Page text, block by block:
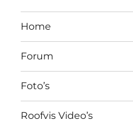
Home
Forum
Foto’s
Roofvis Video’s